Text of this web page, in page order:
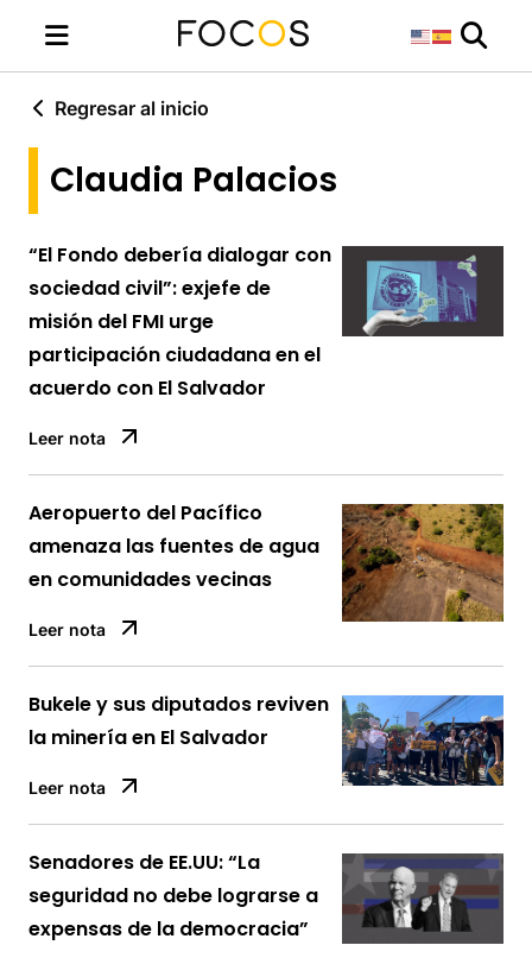
Regresar al inicio
Claudia Palacios
“El Fondo debería dialogar con
sociedad civil”: exjefe de
misión del FMI urge
participación ciudadana en el
acuerdo con El Salvador
Leer nota
Aeropuerto del Pacífico
amenaza las fuentes de agua
en comunidades vecinas
Leer nota
Bukele y sus diputados reviven
la minería en El Salvador
Leer nota
Senadores de EE.UU: “La
seguridad no debe lograrse a
expensas de la democracia”